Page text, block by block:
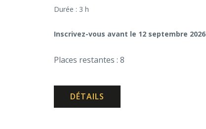
Durée : 3 h
Inscrivez-vous avant le 12 septembre 2026
Places restantes : 8
DÉTAILS